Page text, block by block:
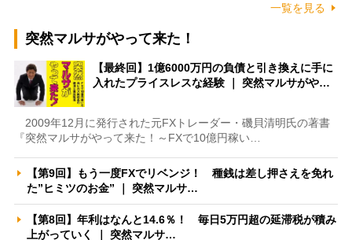
一覧を見る
突然マルサがやって来た！
【最終回】1億6000万円の負債と引き換えに手に
入れたプライスレスな経験 ｜ 突然マルサがや…
2009年12月に発行された元FXトレーダー・磯貝清明氏の著書
『突然マルサがやって来た！～FXで10億円稼い…
【第9回】もう一度FXでリベンジ！ 種銭は差し押さえを免れ
た”ヒミツのお金” ｜ 突然マルサ…
【第8回】年利はなんと14.6％！ 毎日5万円超の延滞税が積み
上がっていく ｜ 突然マルサ…